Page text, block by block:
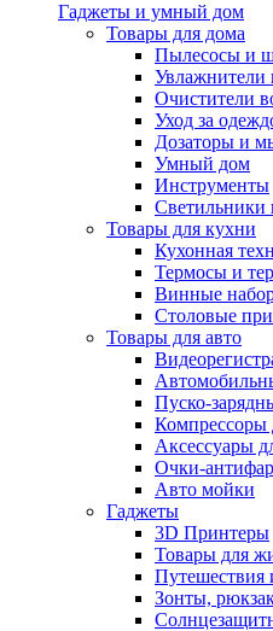
Гаджеты и умный дом
Товары для дома
Пылесосы и
Увлажнители
Очистители
Уход за
Дозаторы и
Умный дом
Инструменты
Товары для кухни
Кухонная
Термосы и
Винные
Столовые
Товары для авто
Пуско-
Компрессоры
Аксессуары
Очки-
Авто мойки
Гаджеты
3D Принтеры
Товары для
Путешествия
Зонты,